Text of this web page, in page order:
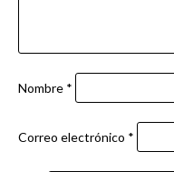
Nombre *
Correo electrónico *